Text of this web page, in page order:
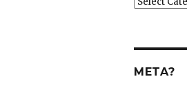
META?